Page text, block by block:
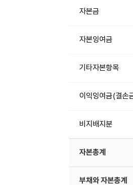
자본금
자본잉여금
기타자본항목
이익잉여금(결손
비지배지분
자본총계
부채와 자본총계